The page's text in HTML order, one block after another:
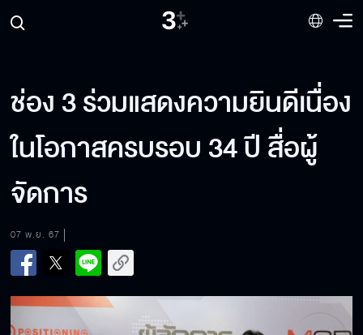
ช่อง 3 ร่วมแสดงความยินดีเนื่อง
ในโอกาสครบรอบ 34 ปี สื่อผู้
จัดการ
07 พ.ย. 67